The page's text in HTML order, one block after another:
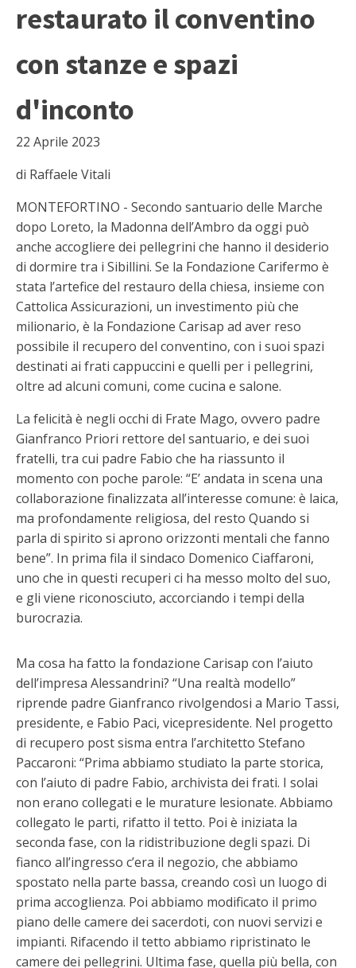
restaurato il conventino
con stanze e spazi
d'inconto
22 Aprile 2023
di Raffaele Vitali
MONTEFORTINO - Secondo santuario delle Marche
dopo Loreto, la Madonna dell’Ambro da oggi può
anche accogliere dei pellegrini che hanno il desiderio
di dormire tra i Sibillini. Se la Fondazione Carifermo è
stata l’artefice del restauro della chiesa, insieme con
Cattolica Assicurazioni, un investimento più che
milionario, è la Fondazione Carisap ad aver reso
possibile il recupero del conventino, con i suoi spazi
destinati ai frati cappuccini e quelli per i pellegrini,
oltre ad alcuni comuni, come cucina e salone.
La felicità è negli occhi di Frate Mago, ovvero padre
Gianfranco Priori rettore del santuario, e dei suoi
fratelli, tra cui padre Fabio che ha riassunto il
momento con poche parole: “E’ andata in scena una
collaborazione finalizzata all’interesse comune: è laica,
ma profondamente religiosa, del resto Quando si
parla di spirito si aprono orizzonti mentali che fanno
bene”. In prima fila il sindaco Domenico Ciaffaroni,
uno che in questi recuperi ci ha messo molto del suo,
e gli viene riconosciuto, accorciando i tempi della
burocrazia.
Ma cosa ha fatto la fondazione Carisap con l’aiuto
dell’impresa Alessandrini? “Una realtà modello”
riprende padre Gianfranco rivolgendosi a Mario Tassi,
presidente, e Fabio Paci, vicepresidente. Nel progetto
di recupero post sisma entra l’architetto Stefano
Paccaroni: “Prima abbiamo studiato la parte storica,
con l’aiuto di padre Fabio, archivista dei frati. I solai
non erano collegati e le murature lesionate. Abbiamo
collegato le parti, rifatto il tetto. Poi è iniziata la
seconda fase, con la ridistribuzione degli spazi. Di
fianco all’ingresso c’era il negozio, che abbiamo
spostato nella parte bassa, creando così un luogo di
prima accoglienza. Poi abbiamo modificato il primo
piano delle camere dei sacerdoti, con nuovi servizi e
impianti. Rifacendo il tetto abbiamo ripristinato le
camere dei pellegrini. Ultima fase, quella più bella, con